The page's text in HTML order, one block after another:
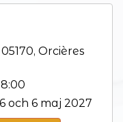
Orcières
och 6 maj 2027